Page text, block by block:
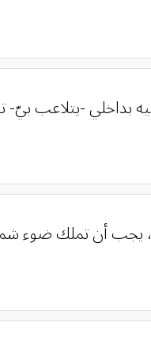
-يتلاعب بيّ-
، يجب أن تملك ضوء